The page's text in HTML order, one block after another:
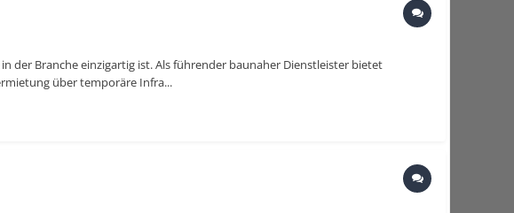
der Branche einzigartig ist. Als führender baunaher Dienstleister bietet
über temporäre Infra...